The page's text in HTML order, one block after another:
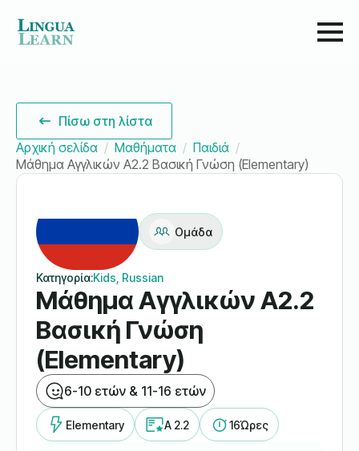
Πίσω στη λίστα
Αρχική σελίδα
Μαθήματα
Παιδιά
Μάθημα Αγγλικών A2.2 Βασική Γνώση (Elementary)
Ομάδα
Κατηγορία:Kids, Russian
Μάθημα Αγγλικών A2.2
Βασική Γνώση
(Elementary)
6-10 ετών & 11-16 ετών
Elementary A 2.2 16Ώρες